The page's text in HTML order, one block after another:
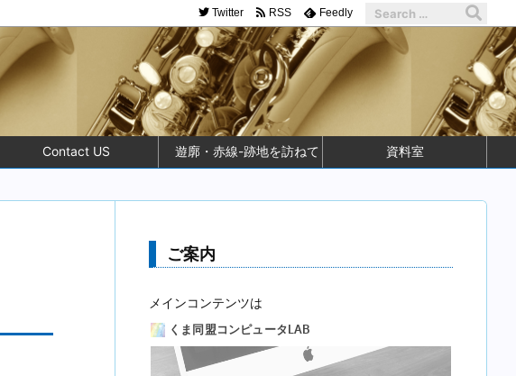
Contact US 遊廓・赤線-跡地を訪ねて 資料室
Twitter RSS Feedly
ご案内
メインコンテンツは